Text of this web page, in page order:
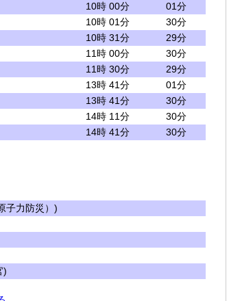
10時 00分
01分
10時 01分
30分
10時 31分
29分
11時 00分
30分
11時 30分
29分
13時 41分
01分
13時 41分
30分
14時 11分
30分
14時 41分 30分
子力防災）)
)